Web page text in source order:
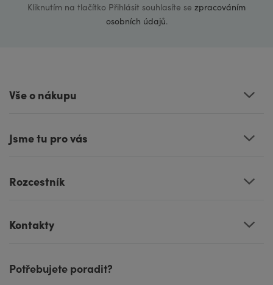
Kliknutím na tlačítko Přihlásit souhlasíte se zpracováním
osobních údajů.
Vše o nákupu
Jsme tu pro vás
Rozcestník
Kontakty
Potřebujete poradit?